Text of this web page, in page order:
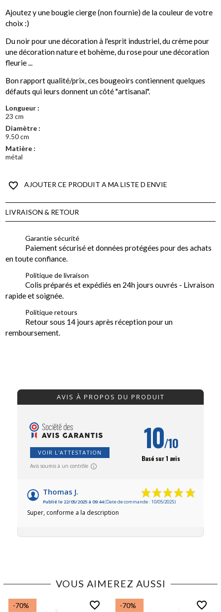
Ajoutez y une bougie cierge (non fournie) de la couleur de votre
choix :)
Du noir pour une décoration à l'esprit industriel, du crème pour
une décoration nature et bohème, du rose pour une décoration
fleurie ...
Bon rapport qualité/prix, ces bougeoirs contiennent quelques
défauts qui leurs donnent un côté "artisanal".
Longueur :
23 cm
Diamètre :
9.50 cm
Matière :
métal
favorite_border AJOUTER CE PRODUIT A MA LISTE D ENVIE
LIVRAISON & RETOUR
Garantie sécurité
Paiement sécurisé et données protégées pour des achats
en toute confiance.
Politique de livraison
Colis préparés et expédiés en 24h jours ouvrés - Livraison
rapide et soignée.
Politique retours
Retour sous 14 jours après réception pour un
remboursement.
AVIS À PROPOS DU PRODUIT
VOIR L'ATTESTATION
Avis soumis à un contrôle
10/10
Basé sur 1 avis
Thomas J.
Publié le 22/05/2025 à 09:44(Date de commande : 10/05/2025)
Super, conforme a la description
VOUS AIMEREZ AUSSI
-70% favorite_border -70% favorite_border